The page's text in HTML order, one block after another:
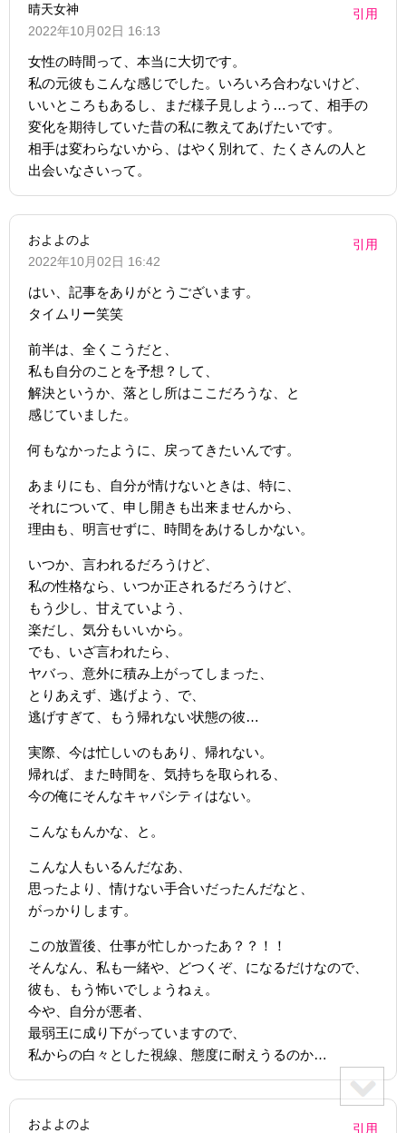
晴天女神
2022年10月02日 16:13
引用
女性の時間って、本当に大切です。
私の元彼もこんな感じでした。いろいろ合わないけど、
いいところもあるし、まだ様子見しよう…って、相手の
変化を期待していた昔の私に教えてあげたいです。
相手は変わらないから、はやく別れて、たくさんの人と
出会いなさいって。
およよのよ
2022年10月02日 16:42
引用
はい、記事をありがとうございます。
タイムリー笑笑
前半は、全くこうだと、
私も自分のことを予想？して、
解決というか、落とし所はここだろうな、と
感じていました。
何もなかったように、戻ってきたいんです。
あまりにも、自分が情けないときは、特に、
それについて、申し開きも出来ませんから、
理由も、明言せずに、時間をあけるしかない。
いつか、言われるだろうけど、
私の性格なら、いつか正されるだろうけど、
もう少し、甘えていよう、
楽だし、気分もいいから。
でも、いざ言われたら、
ヤバっ、意外に積み上がってしまった、
とりあえず、逃げよう、で、
逃げすぎて、もう帰れない状態の彼…
実際、今は忙しいのもあり、帰れない。
帰れば、また時間を、気持ちを取られる、
今の俺にそんなキャパシティはない。
こんなもんかな、と。
こんな人もいるんだなあ、
思ったより、情けない手合いだったんだなと、
がっかりします。
この放置後、仕事が忙しかったあ？？！！
そんなん、私も一緒や、どつくぞ、になるだけなので、
彼も、もう怖いでしょうねぇ。
今や、自分が悪者、
最弱王に成り下がっていますので、
私からの白々とした視線、態度に耐えうるのか…
およよのよ 引用